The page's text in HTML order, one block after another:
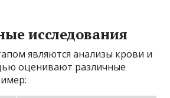
исследования
являются анализы крови и
оценивают различные